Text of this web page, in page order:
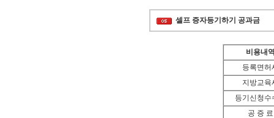
셀프 증자등기하기 공과금
비용내
등록면허
지방교육
등기신청수
공 증 료